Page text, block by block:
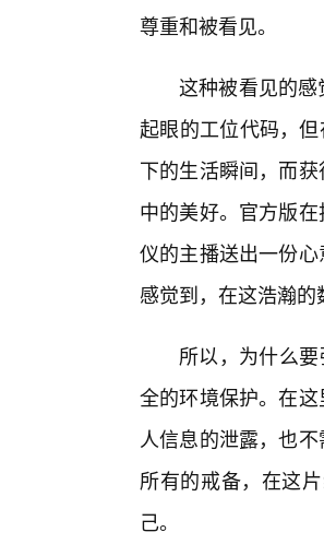
尊重和被看见。
这种被看见的
起眼的工位代码，
下的生活瞬间，而
中的美好。官方版
仪的主播送出一份
感觉到，在这浩瀚
所以，为什么
全的环境保护。在
人信息的泄露，也
所有的戒备，在这
己。